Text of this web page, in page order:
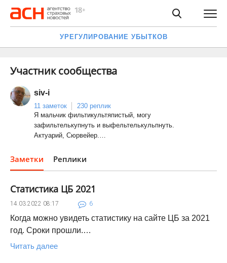
УРЕГУЛИРОВАНИЕ УБЫТКОВ
Участник сообщества
siv-i
11 заметок
230 реплик
Я мальчик фильтикультяпистый, могу
зафильтелькупнуть и выфельтелькульпнуть.
Актуарий, Сюрвейер.…
Заметки Реплики
Статистика ЦБ 2021
14.03.2022 08:17 6
Когда можно увидеть статистику на сайте ЦБ за 2021
год. Сроки прошли.…
Читать далее